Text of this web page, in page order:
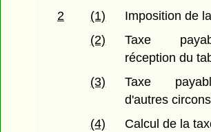
2
(1)
Imposition de
(2)
Taxe
réception du
(3)
Taxe
d'autres
(4)
Calcul de la